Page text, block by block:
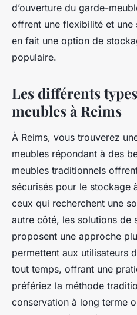
d’ouverture du garde-
offrent une flexibilité et une
en fait une option de
populaire.
Les différents
meubles à Reims
À Reims, vous trouverez
meubles répondant à des
meubles traditionnels
sécurisés pour le stockage
ceux qui recherchent une
autre côté, les solutions de
proposent une approche
permettent aux utilisateurs
tout temps, offrant une
préfériez la méthode
conservation à long terme